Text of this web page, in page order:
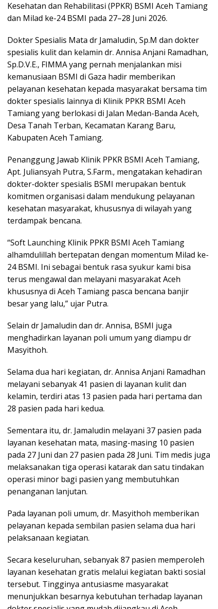
Kesehatan dan Rehabilitasi (PPKR) BSMI Aceh Tamiang
dan Milad ke-24 BSMI pada 27–28 Juni 2026.
Dokter Spesialis Mata dr Jamaludin, Sp.M dan dokter
spesialis kulit dan kelamin dr. Annisa Anjani Ramadhan,
Sp.D.V.E., FIMMA yang pernah menjalankan misi
kemanusiaan BSMI di Gaza hadir memberikan
pelayanan kesehatan kepada masyarakat bersama tim
dokter spesialis lainnya di Klinik PPKR BSMI Aceh
Tamiang yang berlokasi di Jalan Medan-Banda Aceh,
Desa Tanah Terban, Kecamatan Karang Baru,
Kabupaten Aceh Tamiang.
Penanggung Jawab Klinik PPKR BSMI Aceh Tamiang,
Apt. Juliansyah Putra, S.Farm., mengatakan kehadiran
dokter-dokter spesialis BSMI merupakan bentuk
komitmen organisasi dalam mendukung pelayanan
kesehatan masyarakat, khususnya di wilayah yang
terdampak bencana.
“Soft Launching Klinik PPKR BSMI Aceh Tamiang
alhamdulillah bertepatan dengan momentum Milad ke-
24 BSMI. Ini sebagai bentuk rasa syukur kami bisa
terus mengawal dan melayani masyarakat Aceh
khususnya di Aceh Tamiang pasca bencana banjir
besar yang lalu,” ujar Putra.
Selain dr Jamaludin dan dr. Annisa, BSMI juga
menghadirkan layanan poli umum yang diampu dr
Masyithoh.
Selama dua hari kegiatan, dr. Annisa Anjani Ramadhan
melayani sebanyak 41 pasien di layanan kulit dan
kelamin, terdiri atas 13 pasien pada hari pertama dan
28 pasien pada hari kedua.
Sementara itu, dr. Jamaludin melayani 37 pasien pada
layanan kesehatan mata, masing-masing 10 pasien
pada 27 Juni dan 27 pasien pada 28 Juni. Tim medis juga
melaksanakan tiga operasi katarak dan satu tindakan
operasi minor bagi pasien yang membutuhkan
penanganan lanjutan.
Pada layanan poli umum, dr. Masyithoh memberikan
pelayanan kepada sembilan pasien selama dua hari
pelaksanaan kegiatan.
Secara keseluruhan, sebanyak 87 pasien memperoleh
layanan kesehatan gratis melalui kegiatan bakti sosial
tersebut. Tingginya antusiasme masyarakat
menunjukkan besarnya kebutuhan terhadap layanan